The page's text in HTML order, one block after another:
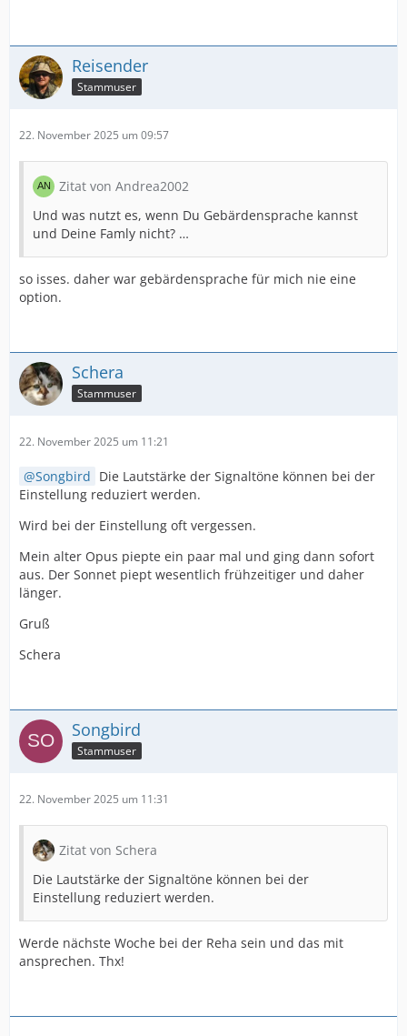
Reisender
Stammuser
22. November 2025 um 09:57
Zitat von Andrea2002
Und was nutzt es, wenn Du Gebärdensprache kannst
und Deine Famly nicht? …
so isses. daher war gebärdensprache für mich nie eine
option.
Schera
Stammuser
22. November 2025 um 11:21
Songbird Die Lautstärke der Signaltöne können bei der
Einstellung reduziert werden.
Wird bei der Einstellung oft vergessen.
Mein alter Opus piepte ein paar mal und ging dann sofort
aus. Der Sonnet piept wesentlich frühzeitiger und daher
länger.
Gruß
Schera
Songbird
Stammuser
22. November 2025 um 11:31
Zitat von Schera
Die Lautstärke der Signaltöne können bei der
Einstellung reduziert werden.
Werde nächste Woche bei der Reha sein und das mit
ansprechen. Thx!